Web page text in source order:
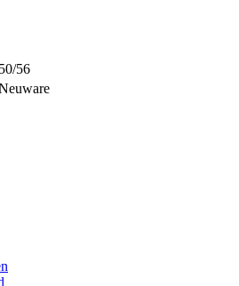
50/56